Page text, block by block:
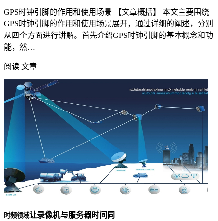
GPS时钟引脚的作用和使用场景 【文章概括】 本文主要围绕
GPS时钟引脚的作用和使用场景展开，通过详细的阐述，分别
从四个方面进行讲解。首先介绍GPS时钟引脚的基本概念和功
能，然…
阅读 文章
时频领域让录像机与服务器时间同